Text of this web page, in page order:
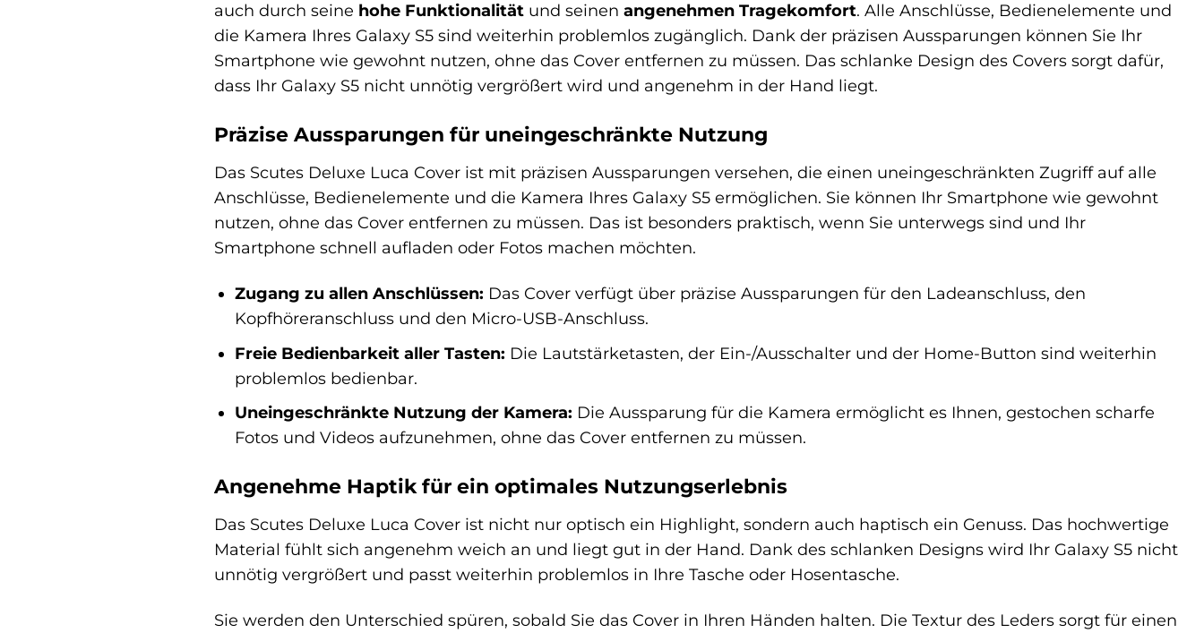
auch durch seine hohe Funktionalität und seinen angenehmen Tragekomfort. Alle Anschlüsse, Bedienelemente und
die Kamera Ihres Galaxy S5 sind weiterhin problemlos zugänglich. Dank der präzisen Aussparungen können Sie Ihr
Smartphone wie gewohnt nutzen, ohne das Cover entfernen zu müssen. Das schlanke Design des Covers sorgt dafür,
dass Ihr Galaxy S5 nicht unnötig vergrößert wird und angenehm in der Hand liegt.
Präzise Aussparungen für uneingeschränkte Nutzung
Das Scutes Deluxe Luca Cover ist mit präzisen Aussparungen versehen, die einen uneingeschränkten Zugriff auf alle
Anschlüsse, Bedienelemente und die Kamera Ihres Galaxy S5 ermöglichen. Sie können Ihr Smartphone wie gewohnt
nutzen, ohne das Cover entfernen zu müssen. Das ist besonders praktisch, wenn Sie unterwegs sind und Ihr
Smartphone schnell aufladen oder Fotos machen möchten.
Zugang zu allen Anschlüssen: Das Cover verfügt über präzise Aussparungen für den Ladeanschluss, den
Kopfhöreranschluss und den Micro-USB-Anschluss.
Freie Bedienbarkeit aller Tasten: Die Lautstärketasten, der Ein-/Ausschalter und der Home-Button sind weiterhin
problemlos bedienbar.
Uneingeschränkte Nutzung der Kamera: Die Aussparung für die Kamera ermöglicht es Ihnen, gestochen scharfe
Fotos und Videos aufzunehmen, ohne das Cover entfernen zu müssen.
Angenehme Haptik für ein optimales Nutzungserlebnis
Das Scutes Deluxe Luca Cover ist nicht nur optisch ein Highlight, sondern auch haptisch ein Genuss. Das hochwertige
Material fühlt sich angenehm weich an und liegt gut in der Hand. Dank des schlanken Designs wird Ihr Galaxy S5 nicht
unnötig vergrößert und passt weiterhin problemlos in Ihre Tasche oder Hosentasche.
Sie werden den Unterschied spüren, sobald Sie das Cover in Ihren Händen halten. Die Textur des Leders sorgt für einen